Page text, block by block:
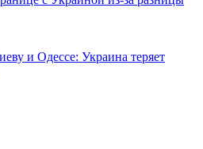
и Одессе: Украина теряет